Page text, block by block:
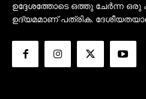
ഉദ്ദേശത്തോടെ ഒത്തു ചേർന്ന ഒരു
ഉദ്യമമാണ് പത്രിക.